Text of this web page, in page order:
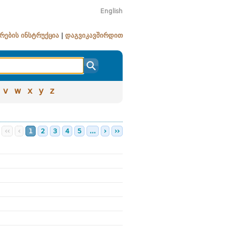
English
ინსტრუქცია დაგვიკავშირდით
v w x y z
‹‹ ‹ 1 2 3 4 5 ... › ››